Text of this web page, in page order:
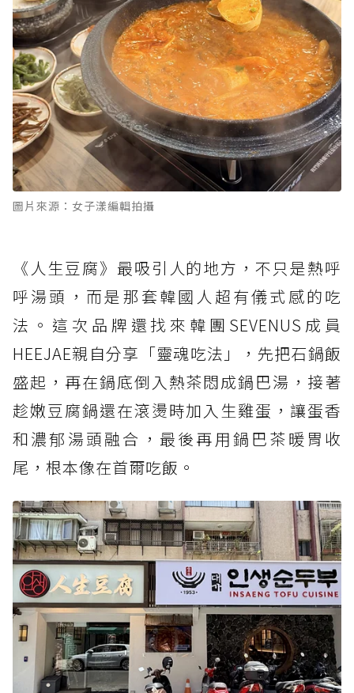
圖片來源：女子漾編輯拍攝
《人生豆腐》最吸引人的地方，不只是熱呼
呼湯頭，而是那套韓國人超有儀式感的吃
法。這次品牌還找來韓團SEVENUS成員
HEEJAE親自分享「靈魂吃法」，先把石鍋飯
盛起，再在鍋底倒入熱茶悶成鍋巴湯，接著
趁嫩豆腐鍋還在滾燙時加入生雞蛋，讓蛋香
和濃郁湯頭融合，最後再用鍋巴茶暖胃收
尾，根本像在首爾吃飯。